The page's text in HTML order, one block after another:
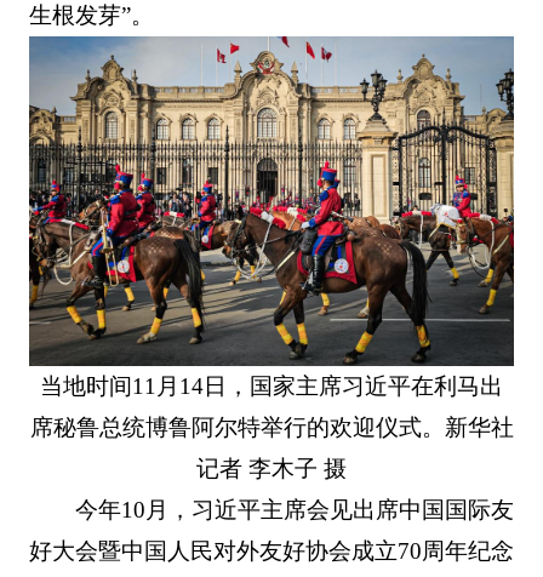
生根发芽”。
当地时间11月14日，国家主席习近平在利马出
席秘鲁总统博鲁阿尔特举行的欢迎仪式。新华社
记者 李木子 摄
今年10月，习近平主席会见出席中国国际友
好大会暨中国人民对外友好协会成立70周年纪念